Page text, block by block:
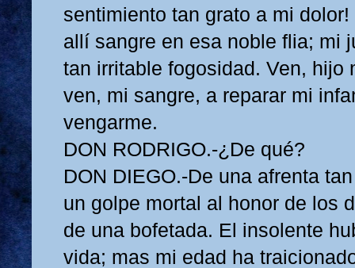
sentimiento tan grato a mi
allí sangre en esa noble flia; mi
tan irritable fogosidad. Ven, hijo
ven, mi sangre, a reparar mi
vengarme.
DON RODRIGO.-¿De qué?
DON DIEGO.-De una afrenta
un golpe mortal al honor de los
de una bofetada. El insolente
vida; mas mi edad ha